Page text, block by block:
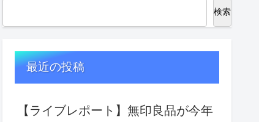
検索
最近の投稿
【ライブレポート】無印良品が今年